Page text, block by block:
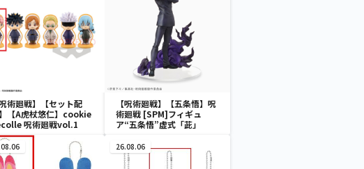
呪術廻戦】【セット配
【A虎杖悠仁】cookie
呪術廻戦vol.1
【呪術廻戦】【五条悟】呪
術廻戦 [SPM]フィギュ
ア“五条悟”虚式「茈」
26.08.06